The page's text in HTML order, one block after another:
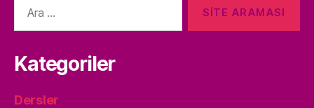
yap:
Kategoriler
Dersler